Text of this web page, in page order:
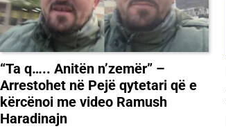
“Ta q….. Anitën n’zemër” –
Arrestohet në Pejë qytetari që e
kërcënoi me video Ramush
Haradinajn